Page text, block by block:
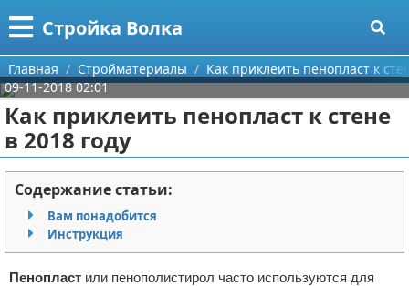
Стройка Волка
Меню
Главная
Категории
Строительство
Мебель
Интерьер и дизайн
Поиск
О проекте
Контакты
Сотрудничество
Главная Стройматериалы
Как приклеить пенопласт к
09-11-2018 02:01
Как приклеить пенопласт к стене
в 2018 году
Содержание статьи:
Вам понадобится
Инструкция
Пенопласт или пенополистирол часто используются для